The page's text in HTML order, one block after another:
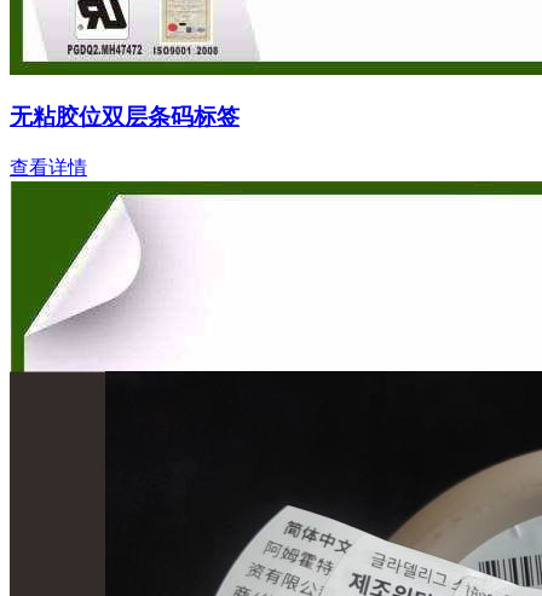
无粘胶位双层条码标签
查看详情